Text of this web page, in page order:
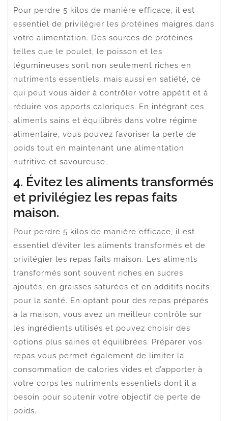
Pour perdre 5 kilos de manière efficace, il est
essentiel de privilégier les protéines maigres dans
votre alimentation. Des sources de protéines
telles que le poulet, le poisson et les
légumineuses sont non seulement riches en
nutriments essentiels, mais aussi en satiété, ce
qui peut vous aider à contrôler votre appétit et à
réduire vos apports caloriques. En intégrant ces
aliments sains et équilibrés dans votre régime
alimentaire, vous pouvez favoriser la perte de
poids tout en maintenant une alimentation
nutritive et savoureuse.
4. Évitez les aliments transformés
et privilégiez les repas faits
maison.
Pour perdre 5 kilos de manière efficace, il est
essentiel d’éviter les aliments transformés et de
privilégier les repas faits maison. Les aliments
transformés sont souvent riches en sucres
ajoutés, en graisses saturées et en additifs nocifs
pour la santé. En optant pour des repas préparés
à la maison, vous avez un meilleur contrôle sur
les ingrédients utilisés et pouvez choisir des
options plus saines et équilibrées. Préparer vos
repas vous permet également de limiter la
consommation de calories vides et d’apporter à
votre corps les nutriments essentiels dont il a
besoin pour soutenir votre objectif de perte de
poids.